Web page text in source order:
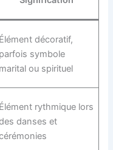
Élément décoratif,
parfois symbole
marital ou spirituel
Élément rythmique lors
danses et